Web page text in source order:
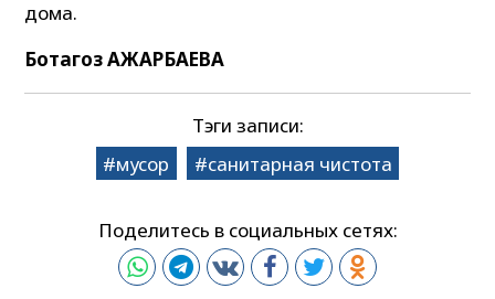
дома.
Ботагоз АЖАРБАЕВА
Тэги записи:
мусор
санитарная чистота
Поделитесь в социальных сетях: